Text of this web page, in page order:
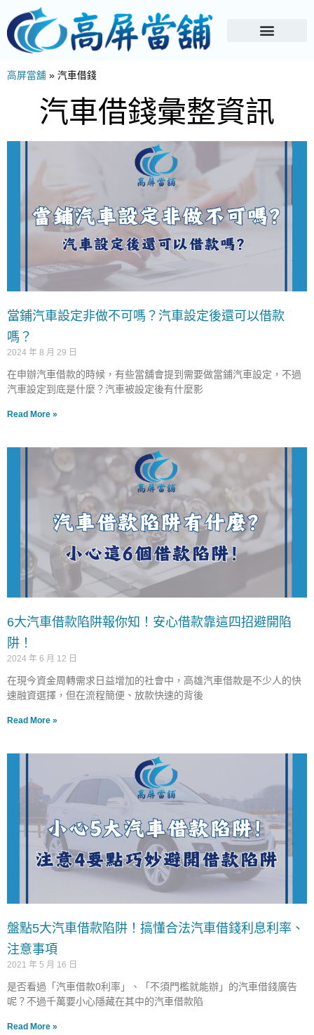
高屏當舖 » 汽車借錢
汽車借錢彙整資訊
當鋪汽車設定非做不可嗎？汽車設定後還可以借款
嗎？
2024 年 8 月 29 日
在申辦汽車借款的時候，有些當舖會提到需要做當鋪汽車設定，不過
汽車設定到底是什麼？汽車被設定後有什麼影
Read More »
6大汽車借款陷阱報你知！安心借款靠這四招避開陷
阱！
2024 年 6 月 12 日
在現今資金周轉需求日益增加的社會中，高雄汽車借款是不少人的快
速融資選擇，但在流程簡便、放款快速的背後
Read More »
盤點5大汽車借款陷阱！搞懂合法汽車借錢利息利率、
注意事項
2021 年 5 月 16 日
是否看過「汽車借款0利率」、「不須門檻就能辦」的汽車借錢廣告
呢？不過千萬要小心隱藏在其中的汽車借款陷
Read More »